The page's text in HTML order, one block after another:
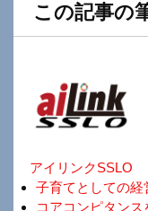
この記事の
アイリンクSSLO
子育てとしての経
コアコンピタンス